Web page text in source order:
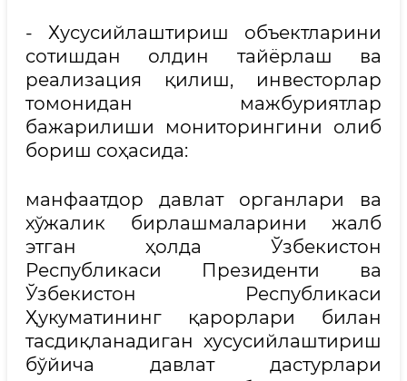
- Хусусийлаштириш объектларини
сотишдан олдин тайёрлаш ва
реализация қилиш, инвесторлар
томонидан мажбуриятлар
бажарилиши мониторингини олиб
бориш соҳасида:
манфаатдор давлат органлари ва
хўжалик бирлашмаларини жалб
этган ҳолда Ўзбекистон
Республикаси Президенти ва
Ўзбекистон Республикаси
Ҳукуматининг қарорлари билан
тасдиқланадиган хусусийлаштириш
бўйича давлат дастурлари